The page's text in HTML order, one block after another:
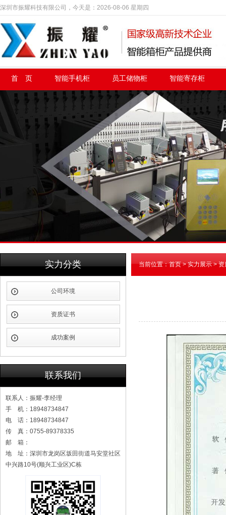
深圳市振耀科技有限公司，今天是： 2026-08-06 星期四
首 页 智能手机柜 员工储物柜 智能寄存柜
实力分类
公司环境
资质证书
成功案例
联系我们
联系人：振耀-李经理
手 机：18948734847
电 话：18948734847
传 真：0755-89378335
邮 箱：
地 址：深圳市龙岗区坂田街道马安堂社区
中兴路10号(顺兴工业区)C栋
当前位置：首页> 实力展示 > 资